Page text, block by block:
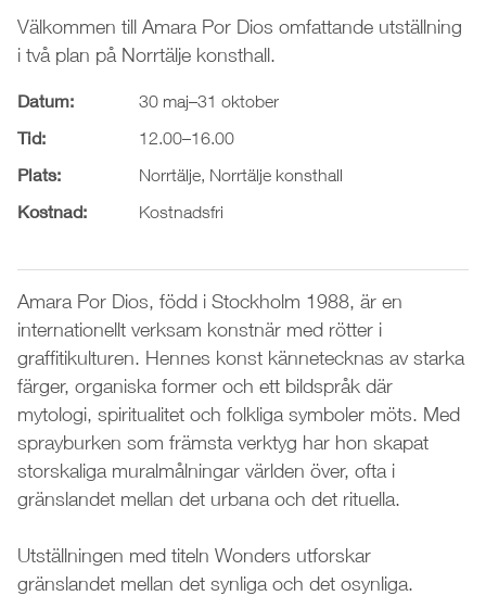
Välkommen till Amara Por Dios omfattande utställning
i två plan på Norrtälje konsthall.
Datum: 30 maj–31 oktober
Tid: 12.00–16.00
Plats: Norrtälje, Norrtälje konsthall
Kostnad: Kostnadsfri
Amara Por Dios, född i Stockholm 1988, är en
internationellt verksam konstnär med rötter i
graffitikulturen. Hennes konst kännetecknas av starka
färger, organiska former och ett bildspråk där
mytologi, spiritualitet och folkliga symboler möts. Med
sprayburken som främsta verktyg har hon skapat
storskaliga muralmålningar världen över, ofta i
gränslandet mellan det urbana och det rituella.
Utställningen med titeln Wonders utforskar
gränslandet mellan det synliga och det osynliga.